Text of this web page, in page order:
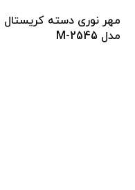
مهر نوری دسته کریستال
مدل M-2545